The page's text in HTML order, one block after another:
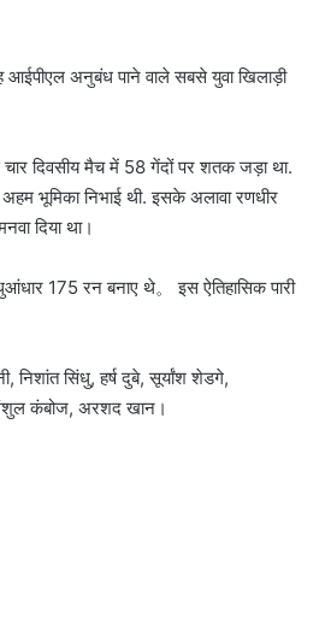
अनुबंध पाने वाले सबसे युवा खिलाड़ी
दिवसीय मैच में 58 गेंदों पर शतक जड़ा था.
भूमिका निभाई थी. इसके अलावा रणधीर
दिया था।
175 रन बनाए थे。 इस ऐतिहासिक पारी
निशांत सिंधु, हर्ष दुबे, सूर्यांश शेडगे,
अंशुल कंबोज, अरशद खान।